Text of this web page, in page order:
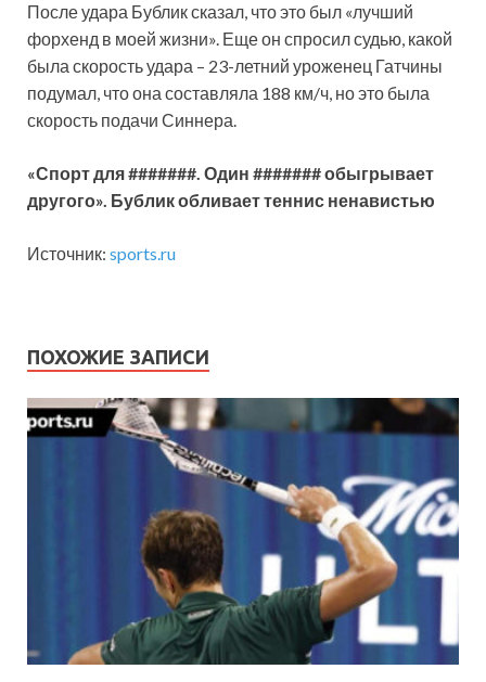
После удара Бублик сказал, что это был «лучший
форхенд в моей жизни». Еще он спросил судью, какой
была скорость удара – 23-летний уроженец Гатчины
подумал, что она составляла 188 км/ч, но это была
скорость подачи Синнера.
«Спорт для #######. Один ####### обыгрывает
другого». Бублик обливает теннис ненавистью
Источник: sports.ru
ПОХОЖИЕ ЗАПИСИ